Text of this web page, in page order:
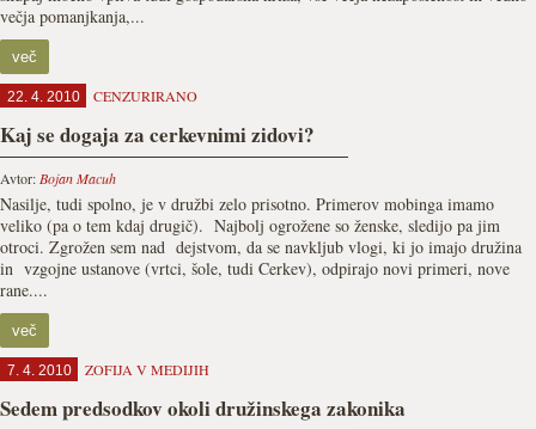
večja pomanjkanja,...
več
22. 4. 2010 CENZURIRANO
Kaj se dogaja za cerkevnimi zidovi?
Avtor: Bojan Macuh
Nasilje, tudi spolno, je v družbi zelo prisotno. Primerov mobinga imamo
veliko (pa o tem kdaj drugič). Najbolj ogrožene so ženske, sledijo pa jim
otroci. Zgrožen sem nad dejstvom, da se navkljub vlogi, ki jo imajo družina
in vzgojne ustanove (vrtci, šole, tudi Cerkev), odpirajo novi primeri, nove
rane....
več
7. 4. 2010 ZOFIJA V MEDIJIH
Sedem predsodkov okoli družinskega zakonika